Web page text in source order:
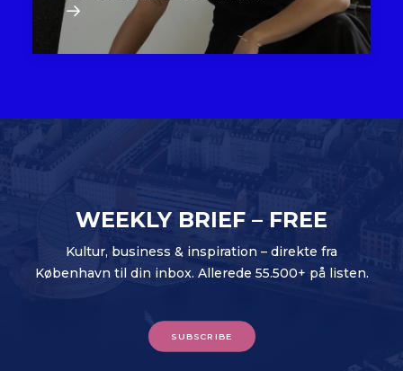
WEEKLY BRIEF – FREE
Kultur, business & inspiration – direkte fra
København til din inbox. Allerede 55.500+ på listen.
SUBSCRIBE